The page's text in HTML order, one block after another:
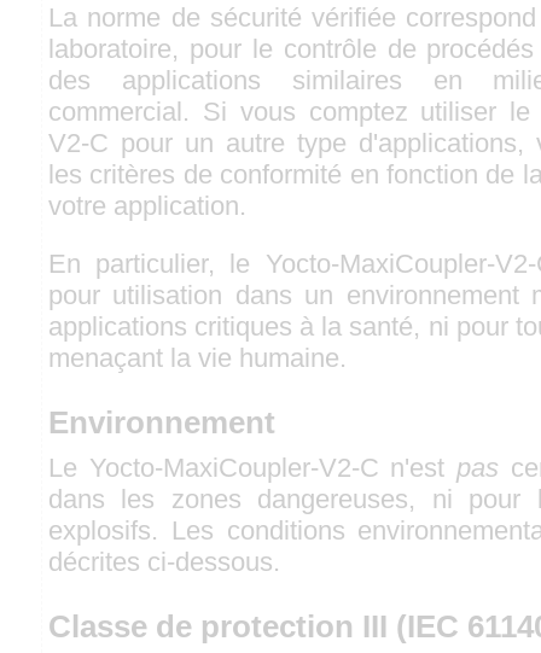
La norme de sécurité vérifiée
laboratoire, pour le contrôle de
des applications similaires en
commercial. Si vous comptez utiliser le
V2-C pour un autre type d'applications,
les critères de conformité en fonction de
votre application.
En particulier, le Yocto-MaxiCoupler-
pour utilisation dans un environnement
applications critiques à la santé, ni pour
menaçant la vie humaine.
Environnement
Le Yocto-MaxiCoupler-V2-C n'est pas
dans les zones dangereuses, ni pour
explosifs. Les conditions
décrites ci-dessous.
Classe de protection III (IEC